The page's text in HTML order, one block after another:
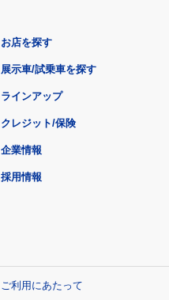
お店を探す
展示車/試乗車を探す
ラインアップ
クレジット/保険
企業情報
採用情報
ご利用にあたって